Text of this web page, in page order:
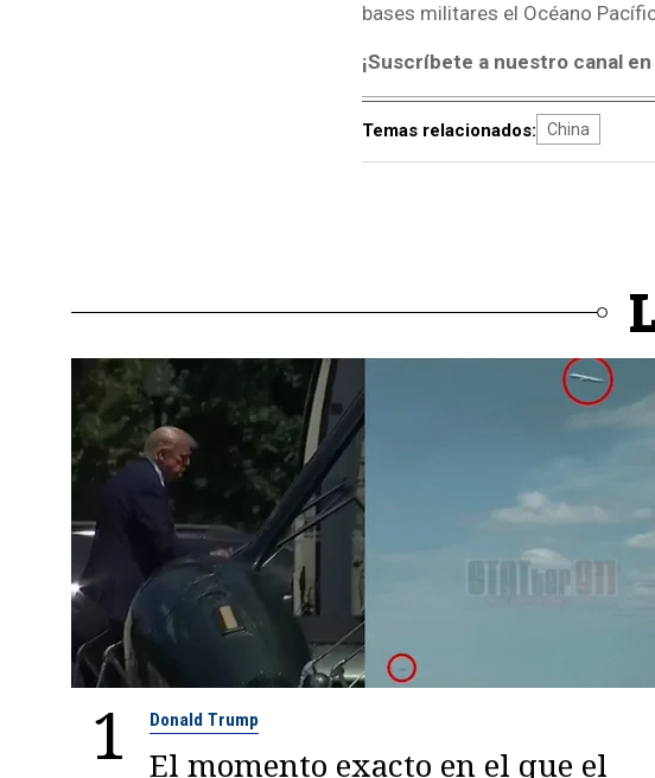
bases militares el Océano
¡Suscríbete a nuestro canal en
Temas relacionados: China
1 Donald Trump
El momento exacto en el que el